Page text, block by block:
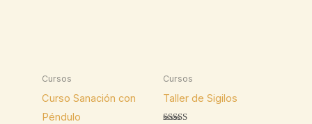
Cursos
Curso Sanación con
Péndulo
Cursos
Taller de Sigilos